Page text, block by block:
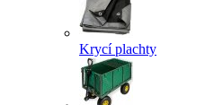
Krycí plachty